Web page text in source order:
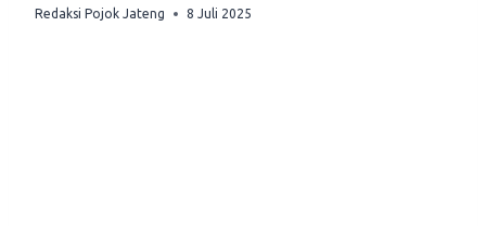
Redaksi Pojok Jateng 8 Juli 2025